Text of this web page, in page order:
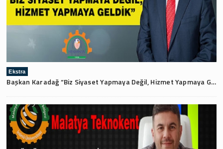
Ekstra
Başkan Karadağ “Biz Siyaset Yapmaya Değil, Hizmet Yapmaya Geldik”